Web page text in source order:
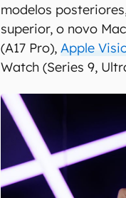
modelos
superior, o novo
(A17 Pro),Apple
Watch (Series 9,